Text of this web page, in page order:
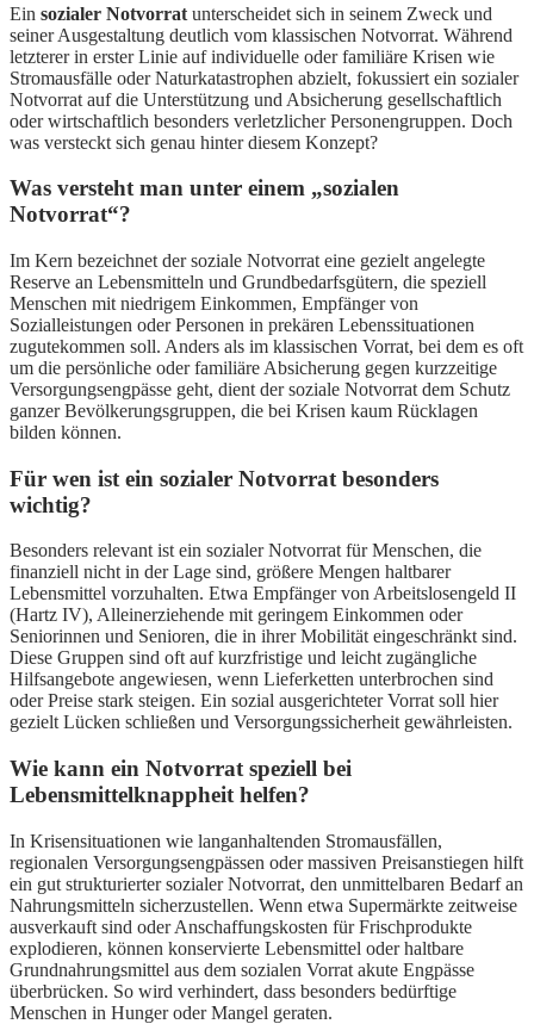
Ein sozialer Notvorrat unterscheidet sich in seinem Zweck und
seiner Ausgestaltung deutlich vom klassischen Notvorrat. Während
letzterer in erster Linie auf individuelle oder familiäre Krisen wie
Stromausfälle oder Naturkatastrophen abzielt, fokussiert ein sozialer
Notvorrat auf die Unterstützung und Absicherung gesellschaftlich
oder wirtschaftlich besonders verletzlicher Personengruppen. Doch
was versteckt sich genau hinter diesem Konzept?
Was versteht man unter einem „sozialen
Notvorrat“?
Im Kern bezeichnet der soziale Notvorrat eine gezielt angelegte
Reserve an Lebensmitteln und Grundbedarfsgütern, die speziell
Menschen mit niedrigem Einkommen, Empfänger von
Sozialleistungen oder Personen in prekären Lebenssituationen
zugutekommen soll. Anders als im klassischen Vorrat, bei dem es oft
um die persönliche oder familiäre Absicherung gegen kurzzeitige
Versorgungsengpässe geht, dient der soziale Notvorrat dem Schutz
ganzer Bevölkerungsgruppen, die bei Krisen kaum Rücklagen
bilden können.
Für wen ist ein sozialer Notvorrat besonders
wichtig?
Besonders relevant ist ein sozialer Notvorrat für Menschen, die
finanziell nicht in der Lage sind, größere Mengen haltbarer
Lebensmittel vorzuhalten. Etwa Empfänger von Arbeitslosengeld II
(Hartz IV), Alleinerziehende mit geringem Einkommen oder
Seniorinnen und Senioren, die in ihrer Mobilität eingeschränkt sind.
Diese Gruppen sind oft auf kurzfristige und leicht zugängliche
Hilfsangebote angewiesen, wenn Lieferketten unterbrochen sind
oder Preise stark steigen. Ein sozial ausgerichteter Vorrat soll hier
gezielt Lücken schließen und Versorgungssicherheit gewährleisten.
Wie kann ein Notvorrat speziell bei
Lebensmittelknappheit helfen?
In Krisensituationen wie langanhaltenden Stromausfällen,
regionalen Versorgungsengpässen oder massiven Preisanstiegen hilft
ein gut strukturierter sozialer Notvorrat, den unmittelbaren Bedarf an
Nahrungsmitteln sicherzustellen. Wenn etwa Supermärkte zeitweise
ausverkauft sind oder Anschaffungskosten für Frischprodukte
explodieren, können konservierte Lebensmittel oder haltbare
Grundnahrungsmittel aus dem sozialen Vorrat akute Engpässe
überbrücken. So wird verhindert, dass besonders bedürftige
Menschen in Hunger oder Mangel geraten.